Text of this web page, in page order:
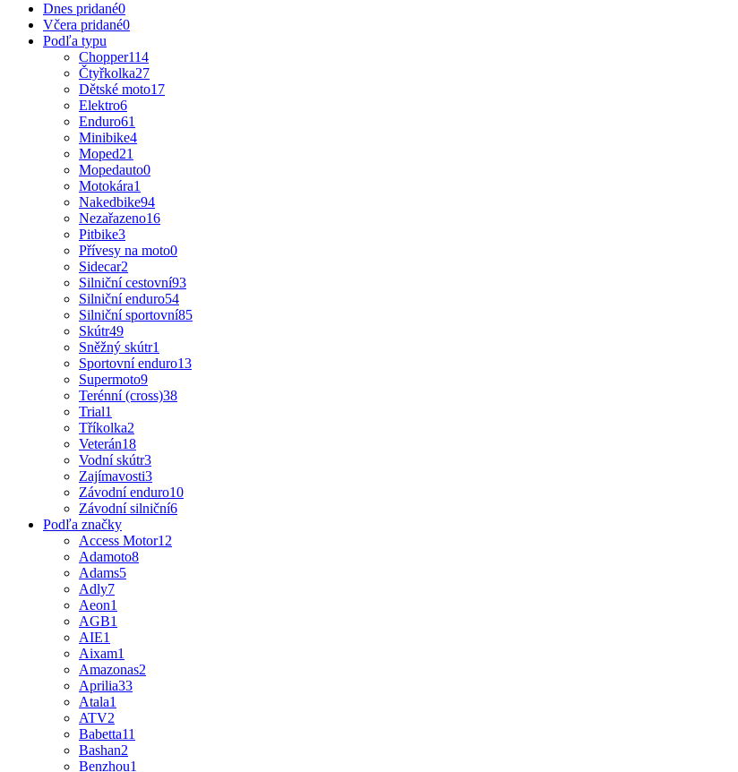
Dnes pridané0
Včera pridané0
Podľa typu
Chopper114
Čtyřkolka27
Dětské moto17
Elektro6
Enduro61
Minibike4
Moped21
Mopedauto0
Motokára1
Nakedbike94
Nezařazeno16
Pitbike3
Přívesy na moto0
Sidecar2
Silniční cestovní93
Silniční enduro54
Silniční sportovní85
Skútr49
Sněžný skútr1
Sportovní enduro13
Supermoto9
Terénní (cross)38
Trial1
Tříkolka2
Veterán18
Vodní skútr3
Zajímavosti3
Závodní enduro10
Závodní silniční6
Podľa značky
Access Motor12
Adamoto8
Adams5
Adly7
Aeon1
AGB1
AIE1
Aixam1
Amazonas2
Aprilia33
Atala1
ATV2
Babetta11
Bashan2
Benzhou1